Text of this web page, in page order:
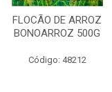
FLOCÃO DE ARROZ
BONOARROZ 500G
Código: 48212